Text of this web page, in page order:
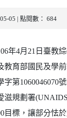
05-05 | 點閱數： 684
年4月21日臺教
教育部國民及學
字第1060046070
滋規劃署
目標，讓部分怯